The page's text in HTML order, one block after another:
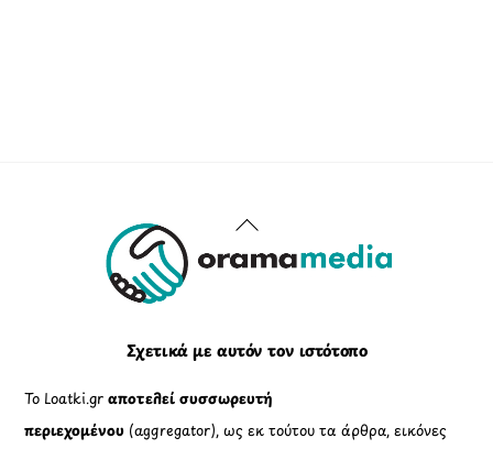
Back
To
Σχετικά με αυτόν τον ιστότοπο
Το Loatki.grαποτελεί συσσωρευτή
περιεχομένου (aggregator), ως εκ τούτου τα άρθρα, εικόνες